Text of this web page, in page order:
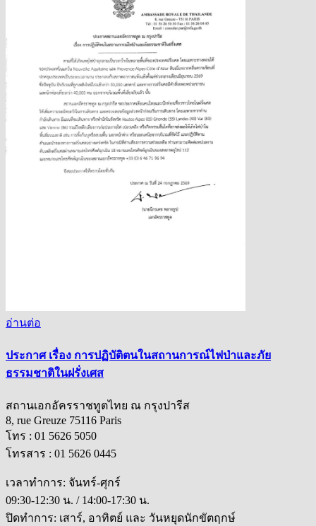
อ่านต่อ
ประกาศ เรื่อง การปฏิบัติตนในสถานการณ์ไฟป่าและภัย
ธรรมชาติในฝรั่งเศส
สถานเอกอัครราชทูตไทย ณ กรุงปารีส
8, rue Greuze 75116 Paris
โทร : 01 5626 5050
โทรสาร : 01 5626 0445
เวลาทำการ: จันทร์-ศุกร์
09:30-12:30 น. / 14:00-17:30 น.
ปิดทำการ: เสาร์, อาทิตย์ และ วันหยุดนักขัตฤกษ์